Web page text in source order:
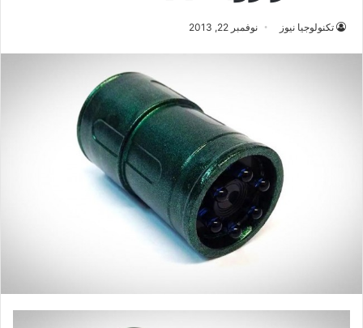
تكنولوجيا نيوز نوفمبر 22, 2013